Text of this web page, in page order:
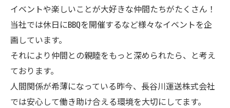
イベントや楽しいことが大好きな仲間たちがたくさん！
当社では休日にBBQを開催するなど様々なイベントを企
画しています。
それにより仲間との親睦をもっと深められたら、と考え
ております。
人間関係が希薄になっている昨今、長谷川運送株式会社
では安心して働き助け合える環境を大切にしてます。